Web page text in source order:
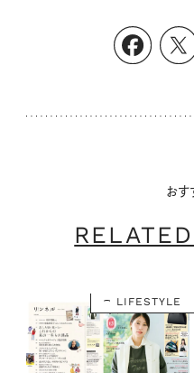
おす
LIFESTYLE